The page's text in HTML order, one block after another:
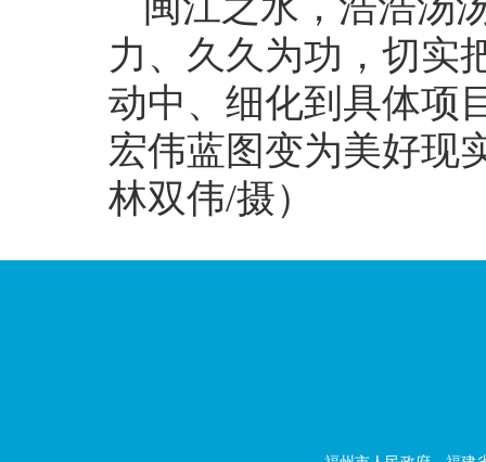
力、久久为功，切实
动中、细化到具体项
宏伟蓝图变为美好现
林双伟/摄）